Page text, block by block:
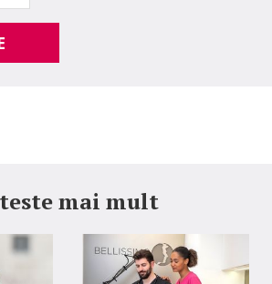
mai mult